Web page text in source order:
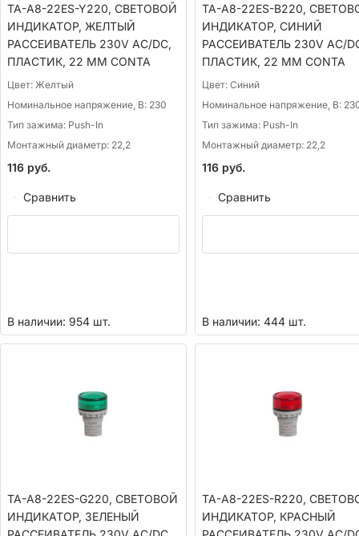
TA-A8-22ES-Y220, СВЕТОВОЙ
ИНДИКАТОР, ЖЕЛТЫЙ
РАССЕИВАТЕЛЬ 230V AC/DC,
ПЛАСТИК, 22 ММ CONTA
Цвет: Желтый
Номинальное напряжение, В: 230
Тип зажима: Push-In
Монтажный диаметр: 22,2
116 руб.
Сравнить
В наличии: 954 шт.
TA-A8-22ES-B220,
ИНДИКАТОР, СИНИЙ
РАССЕИВАТЕЛЬ 230V AC/
ПЛАСТИК, 22 ММ CONTA
Цвет: Синий
Номинальное напряжение, В:
Тип зажима: Push-In
Монтажный диаметр: 22,2
116руб.
Сравнить
В наличии: 444 шт.
TA-A8-22ES-G220, СВЕТОВОЙ
ИНДИКАТОР, ЗЕЛЕНЫЙ
TA-A8-22ES-R220,
ИНДИКАТОР, КРАСНЫЙ